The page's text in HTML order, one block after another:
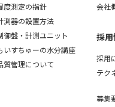
度測定の指針
測器の設置方法
御盤・計測ユニット
いすちゅーの水分講座
質管理について
会社
採
採用
テク
事
募集